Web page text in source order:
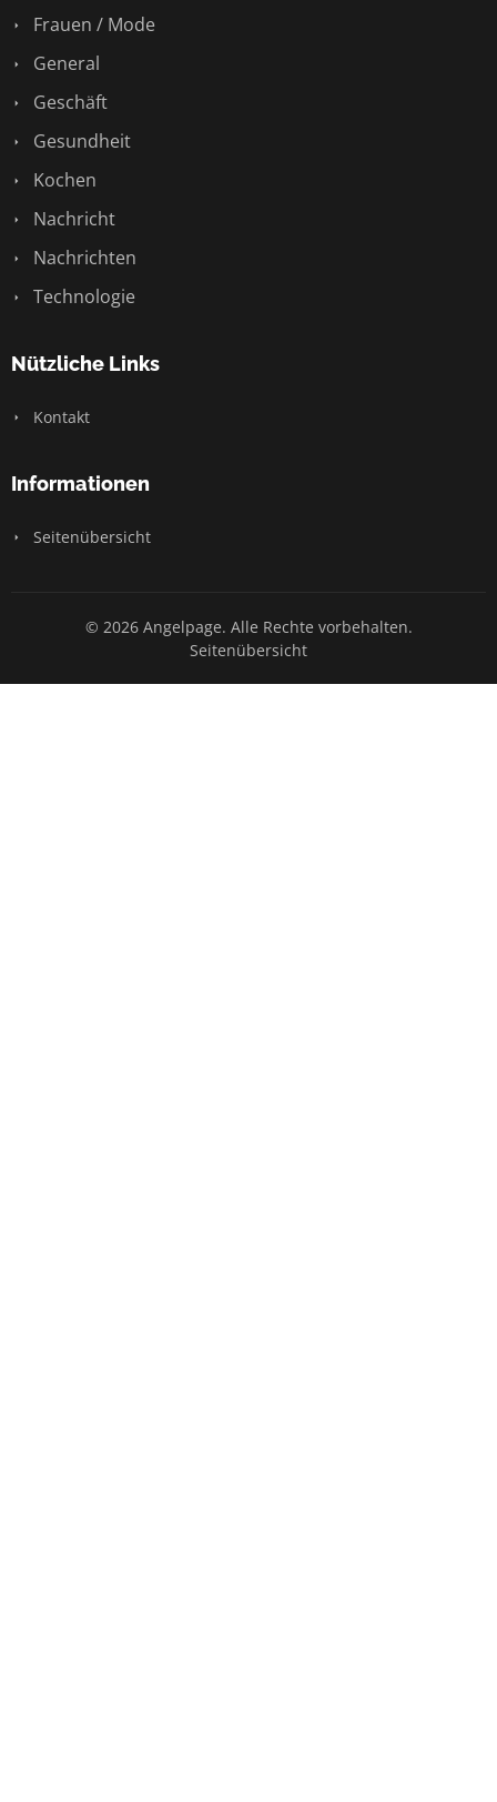
Frauen / Mode
General
Geschäft
Gesundheit
Kochen
Nachricht
Nachrichten
Technologie
Nützliche Links
Kontakt
Informationen
Seitenübersicht
© 2026 Angelpage. Alle Rechte vorbehalten.
Seitenübersicht